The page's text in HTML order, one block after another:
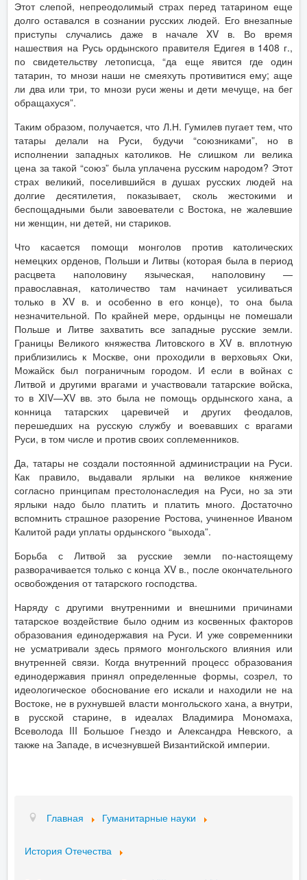
Этот слепой, непреодолимый страх перед татарином еще
долго оставался в сознании русских людей. Его внезапные
приступы случались даже в начале XV в. Во время
нашествия на Русь ордынского правителя Едигея в 1408 г.,
по свидетельству летописца, “да еще явится где один
татарин, то мнози наши не смеяхуть противитися ему; аще
ли два или три, то мнози руси жены и дети мечуще, на бег
обращахуся”.
Таким образом, получается, что Л.Н. Гумилев пугает тем, что
татары делали на Руси, будучи “союзниками”, но в
исполнении западных католиков. Не слишком ли велика
цена за такой “союз” была уплачена русским народом? Этот
страх великий, поселившийся в душах русских людей на
долгие десятилетия, показывает, сколь жестокими и
беспощадными были завоеватели с Востока, не жалевшие
ни женщин, ни детей, ни стариков.
Что касается помощи монголов против католических
немецких орденов, Польши и Литвы (которая была в период
расцвета наполовину языческая, наполовину —
православная, католичество там начинает усиливаться
только в XV в. и особенно в его конце), то она была
незначительной. По крайней мере, ордынцы не помешали
Польше и Литве захватить все западные русские земли.
Границы Великого княжества Литовского в XV в. вплотную
приблизились к Москве, они проходили в верховьях Оки,
Можайск был пограничным городом. И если в войнах с
Литвой и другими врагами и участвовали татарские войска,
то в XIV—XV вв. это была не помощь ордынского хана, а
конница татарских царевичей и других феодалов,
перешедших на русскую службу и воевавших с врагами
Руси, в том числе и против своих соплеменников.
Да, татары не создали постоянной администрации на Руси.
Как правило, выдавали ярлыки на великое княжение
согласно принципам престолонаследия на Руси, но за эти
ярлыки надо было платить и платить много. Достаточно
вспомнить страшное разорение Ростова, учиненное Иваном
Калитой ради уплаты ордынского “выхода”.
Борьба с Литвой за русские земли по-настоящему
разворачивается только с конца XV в., после окончательного
освобождения от татарского господства.
Наряду с другими внутренними и внешними причинами
татарское воздействие было одним из косвенных факторов
образования единодержавия на Руси. И уже современники
не усматривали здесь прямого монгольского влияния или
внутренней связи. Когда внутренний процесс образования
единодержавия принял определенные формы, созрел, то
идеологическое обоснование его искали и находили не на
Востоке, не в рухнувшей власти монгольского хана, а внутри,
в русской старине, в идеалах Владимира Мономаха,
Всеволода III Большое Гнездо и Александра Невского, а
также на Западе, в исчезнувшей Византийской империи.
Главная Гуманитарные науки
История Отечества